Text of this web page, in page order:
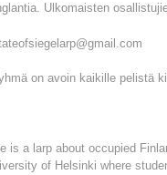
Ulkomaisten
on avoin kaikille pelistä
is a larp about occupied
of Helsinki where